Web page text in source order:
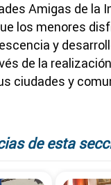
Amigas de la
los menores
y
de la
ciudades y
de esta